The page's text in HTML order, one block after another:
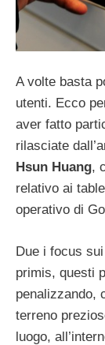
A volte basta
utenti. Ecco
aver fatto
rilasciate
Hsun Huang,
relativo ai
operativo di
Due i focus
primis, questi
penalizzando,
terreno
luogo,